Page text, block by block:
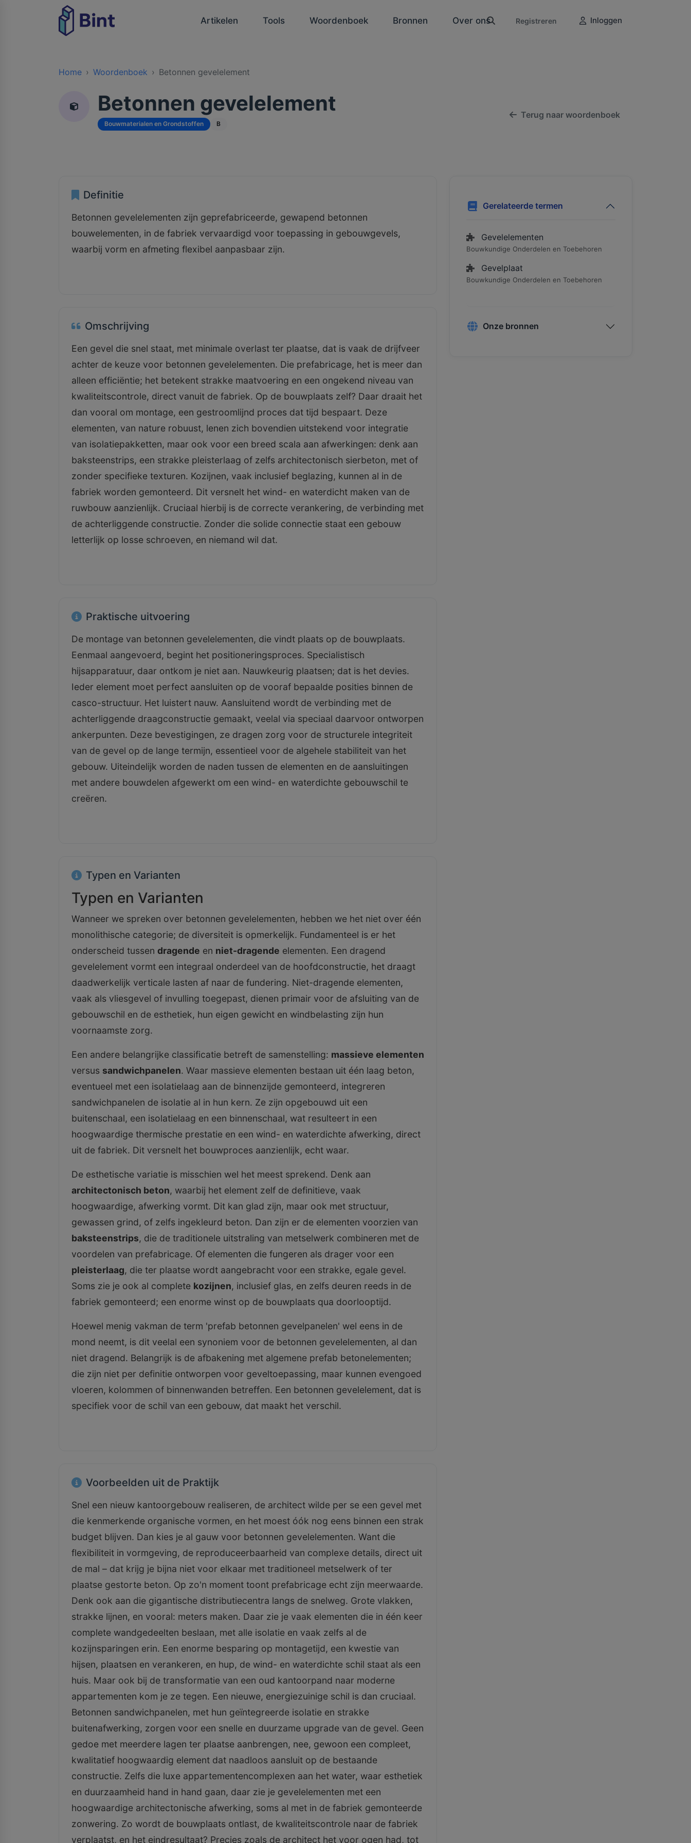
Artikelen Tools Woordenboek Bronnen Over ons Registreren Inloggen
Home Woordenboek Betonnen gevelelement
Betonnen gevelelement
Bouwmaterialen en Grondstoffen B
Terug naar woordenboek
Definitie
Betonnen gevelelementen zijn geprefabriceerde, gewapend betonnen
bouwelementen, in de fabriek vervaardigd voor toepassing in gebouwgevels,
waarbij vorm en afmeting flexibel aanpasbaar zijn.
Omschrijving
Een gevel die snel staat, met minimale overlast ter plaatse, dat is vaak de drijfveer
achter de keuze voor betonnen gevelelementen. Die prefabricage, het is meer dan
alleen efficiëntie; het betekent strakke maatvoering en een ongekend niveau van
kwaliteitscontrole, direct vanuit de fabriek. Op de bouwplaats zelf? Daar draait het
dan vooral om montage, een gestroomlijnd proces dat tijd bespaart. Deze
elementen, van nature robuust, lenen zich bovendien uitstekend voor integratie
van isolatiepakketten, maar ook voor een breed scala aan afwerkingen: denk aan
baksteenstrips, een strakke pleisterlaag of zelfs architectonisch sierbeton, met of
zonder specifieke texturen. Kozijnen, vaak inclusief beglazing, kunnen al in de
fabriek worden gemonteerd. Dit versnelt het wind- en waterdicht maken van de
ruwbouw aanzienlijk. Cruciaal hierbij is de correcte verankering, de verbinding met
de achterliggende constructie. Zonder die solide connectie staat een gebouw
letterlijk op losse schroeven, en niemand wil dat.
Praktische uitvoering
De montage van betonnen gevelelementen, die vindt plaats op de bouwplaats.
Eenmaal aangevoerd, begint het positioneringsproces. Specialistisch
hijsapparatuur, daar ontkom je niet aan. Nauwkeurig plaatsen; dat is het devies.
Ieder element moet perfect aansluiten op de vooraf bepaalde posities binnen de
casco-structuur. Het luistert nauw. Aansluitend wordt de verbinding met de
achterliggende draagconstructie gemaakt, veelal via speciaal daarvoor ontworpen
ankerpunten. Deze bevestigingen, ze dragen zorg voor de structurele integriteit
van de gevel op de lange termijn, essentieel voor de algehele stabiliteit van het
gebouw. Uiteindelijk worden de naden tussen de elementen en de aansluitingen
met andere bouwdelen afgewerkt om een wind- en waterdichte gebouwschil te
creëren.
Typen en Varianten
Typen en Varianten
Wanneer we spreken over betonnen gevelelementen, hebben we het niet over één
monolithische categorie; de diversiteit is opmerkelijk. Fundamenteel is er het
onderscheid tussen dragende en niet-dragende elementen. Een dragend
gevelelement vormt een integraal onderdeel van de hoofdconstructie, het draagt
daadwerkelijk verticale lasten af naar de fundering. Niet-dragende elementen,
vaak als vliesgevel of invulling toegepast, dienen primair voor de afsluiting van de
gebouwschil en de esthetiek, hun eigen gewicht en windbelasting zijn hun
voornaamste zorg.
Een andere belangrijke classificatie betreft de samenstelling: massieve elementen
versus sandwichpanelen. Waar massieve elementen bestaan uit één laag beton,
eventueel met een isolatielaag aan de binnenzijde gemonteerd, integreren
sandwichpanelen de isolatie al in hun kern. Ze zijn opgebouwd uit een
buitenschaal, een isolatielaag en een binnenschaal, wat resulteert in een
hoogwaardige thermische prestatie en een wind- en waterdichte afwerking, direct
uit de fabriek. Dit versnelt het bouwproces aanzienlijk, echt waar.
De esthetische variatie is misschien wel het meest sprekend. Denk aan
architectonisch beton, waarbij het element zelf de definitieve, vaak
hoogwaardige, afwerking vormt. Dit kan glad zijn, maar ook met structuur,
gewassen grind, of zelfs ingekleurd beton. Dan zijn er de elementen voorzien van
baksteenstrips, die de traditionele uitstraling van metselwerk combineren met de
voordelen van prefabricage. Of elementen die fungeren als drager voor een
pleisterlaag, die ter plaatse wordt aangebracht voor een strakke, egale gevel.
Soms zie je ook al complete kozijnen, inclusief glas, en zelfs deuren reeds in de
fabriek gemonteerd; een enorme winst op de bouwplaats qua doorlooptijd.
Hoewel menig vakman de term 'prefab betonnen gevelpanelen' wel eens in de
mond neemt, is dit veelal een synoniem voor de betonnen gevelelementen, al dan
niet dragend. Belangrijk is de afbakening met algemene prefab betonelementen;
die zijn niet per definitie ontworpen voor geveltoepassing, maar kunnen evengoed
vloeren, kolommen of binnenwanden betreffen. Een betonnen gevelelement, dat is
specifiek voor de schil van een gebouw, dat maakt het verschil.
Voorbeelden uit de Praktijk
Snel een nieuw kantoorgebouw realiseren, de architect wilde per se een gevel met
die kenmerkende organische vormen, en het moest óók nog eens binnen een strak
budget blijven. Dan kies je al gauw voor betonnen gevelelementen. Want die
flexibiliteit in vormgeving, de reproduceerbaarheid van complexe details, direct uit
de mal – dat krijg je bijna niet voor elkaar met traditioneel metselwerk of ter
plaatse gestorte beton. Op zo'n moment toont prefabricage echt zijn meerwaarde.
Denk ook aan die gigantische distributiecentra langs de snelweg. Grote vlakken,
strakke lijnen, en vooral: meters maken. Daar zie je vaak elementen die in één keer
complete wandgedeelten beslaan, met alle isolatie en vaak zelfs al de
kozijnsparingen erin. Een enorme besparing op montagetijd, een kwestie van
hijsen, plaatsen en verankeren, en hup, de wind- en waterdichte schil staat als een
huis. Maar ook bij de transformatie van een oud kantoorpand naar moderne
appartementen kom je ze tegen. Een nieuwe, energiezuinige schil is dan cruciaal.
Betonnen sandwichpanelen, met hun geïntegreerde isolatie en strakke
buitenafwerking, zorgen voor een snelle en duurzame upgrade van de gevel. Geen
gedoe met meerdere lagen ter plaatse aanbrengen, nee, gewoon een compleet,
kwalitatief hoogwaardig element dat naadloos aansluit op de bestaande
constructie. Zelfs die luxe appartementencomplexen aan het water, waar esthetiek
en duurzaamheid hand in hand gaan, daar zie je gevelelementen met een
hoogwaardige architectonische afwerking, soms al met in de fabriek gemonteerde
zonwering. Zo wordt de bouwplaats ontlast, de kwaliteitscontrole naar de fabriek
verplaatst, en het eindresultaat? Precies zoals de architect het voor ogen had, tot
Gerelateerde termen
Gevelelementen
Bouwkundige Onderdelen en Toebehoren
Gevelplaat
Bouwkundige Onderdelen en Toebehoren
Onze bronnen